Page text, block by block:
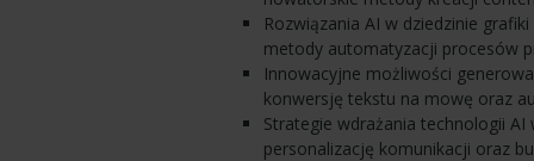
Rozwiązania AI w dziedzinie
metody automatyzacji procesów
Innowacyjne możliwości
konwersję tekstu na mowę oraz
Strategie wdrażania technologii
personalizację komunikacji oraz